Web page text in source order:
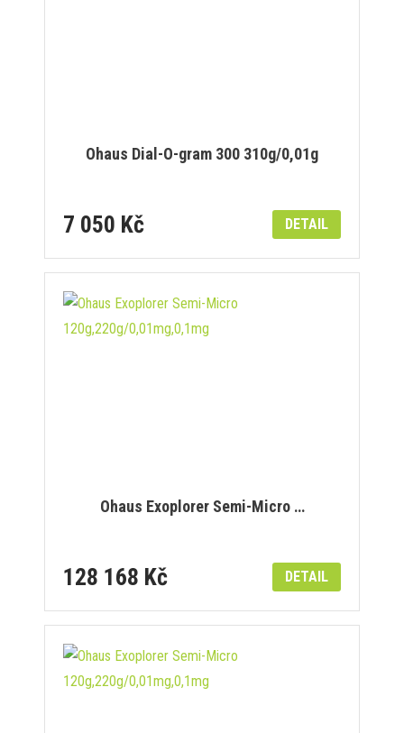
Ohaus Dial-O-gram 300 310g/0,01g
7 050 Kč DETAIL
Ohaus Exoplorer Semi-Micro …
128 168 Kč DETAIL